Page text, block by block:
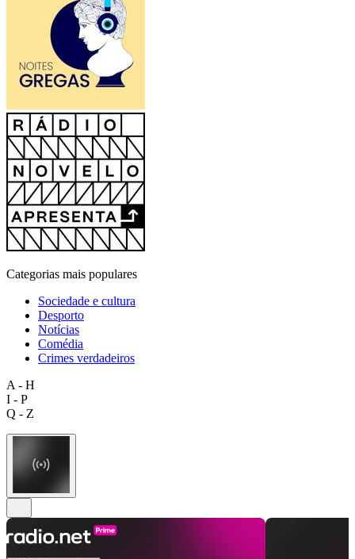
Categorias mais populares
Sociedade e cultura
Desporto
Notícias
Comédia
Crimes verdadeiros
A - H
I - P
Q - Z